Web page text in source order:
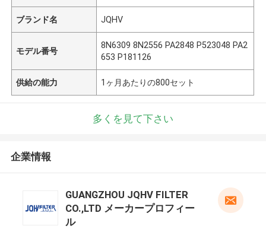
ブランド名 JQHV
モデル番号
8N6309 8N2556 PA2848 P523048 PA2
653 P181126
供給の能力 1ヶ月あたりの800セット
多くを見て下さい
企業情報
GUANGZHOU JQHV FILTER
CO.,LTD メーカープロフィー
ル